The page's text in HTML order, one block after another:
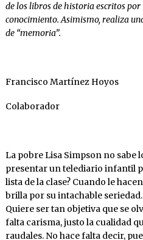
de los libros de historia escritos
conocimiento. Asimismo, realiza
de “memoria”.
Francisco Martínez Hoyos
Colaborador
La pobre Lisa Simpson no sabe
presentar un telediario infantil
lista de la clase? Cuando le
brilla por su intachable
Quiere ser tan objetiva que se
falta carisma, justo la cualidad
raudales. No hace falta decir,